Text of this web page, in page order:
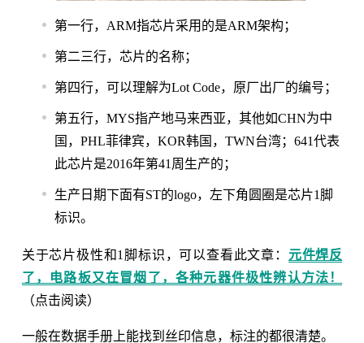
第一行，ARM指芯片采用的是ARM架构；
第二三行，芯片的名称；
第四行，可以理解为Lot Code，原厂出厂的编号；
第五行，MYS指产地马来西亚，其他如CHN为中
国，PHL菲律宾，KOR韩国，TWN台湾；641代表
此芯片是2016年第41周生产的；
生产日期下面有ST的logo，左下角圆圈是芯片1脚
标识。
关于芯片极性和1脚标识，可以查看此文章： 元件焊反
了，电路板又在冒烟了，各种元器件极性辨认方法！
（点击阅读）
一般在数据手册上能找到丝印信息，标注的都很清楚。